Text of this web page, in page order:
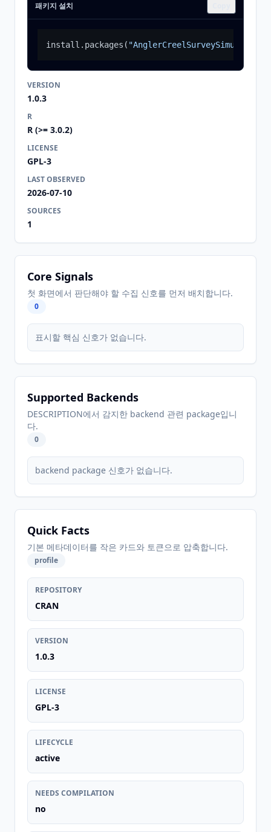
패키지 설치
install.packages ( "AnglerCreelSurveySimulation"
VERSION
1.0.3
R
R (>= 3.0.2)
LICENSE
GPL-3
LAST OBSERVED
2026-07-10
SOURCES
1
Core Signals
첫 화면에서 판단해야 할 수집 신호를 먼저 배치합니다.
0
표시할 핵심 신호가 없습니다.
Supported Backends
DESCRIPTION에서 감지한 backend 관련 package입니
다.
0
backend package 신호가 없습니다.
Quick Facts
기본 메타데이터를 작은 카드와 토큰으로 압축합니다.
profile
REPOSITORY
CRAN
VERSION
1.0.3
LICENSE
GPL-3
LIFECYCLE
active
NEEDS COMPILATION
no